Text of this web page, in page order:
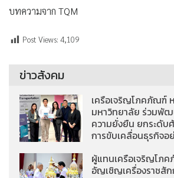
บทความจาก TQM
Post Views: 4,109
ข่าวสังคม
เครือเจริญโภคภัณฑ์
มหาวิทยาลัย ร่วมพั
ความยั่งยืน ยกระดับ
การขับเคลื่อนธุรกิจอ
ผู้แทนเครือเจริญโภ
อัญเชิญเครื่องราชสัก